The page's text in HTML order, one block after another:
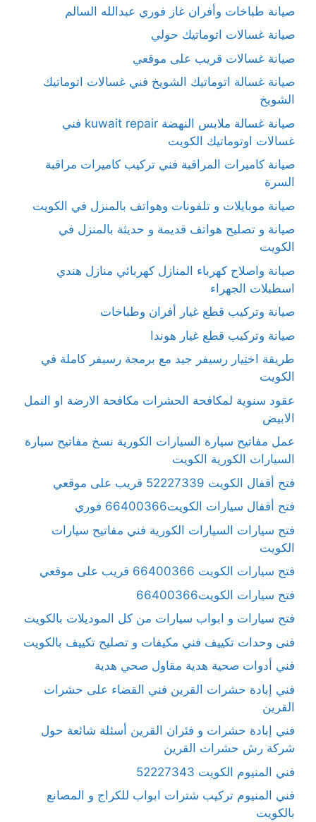
صيانة طباخات وأفران غاز فوري عبدالله السالم
صيانة غسالات اتوماتيك حولي
صيانة غسالات قريب على موقعي
صيانة غسالة اتوماتيك الشويخ فني غسالات اتوماتيك
الشويخ
صيانة غسالة ملابس النهضة kuwait repair فني
غسالات اوتوماتيك الكويت
صيانة كاميرات المراقبة فني تركيب كاميرات مراقبة
السرة
صيانة موبايلات و تلفونات وهواتف بالمنزل في الكويت
صيانة و تصليح هواتف قديمة و حديثة بالمنزل في
الكويت
صيانة واصلاح كهرباء المنازل كهربائي منازل هندي
اسطبلات الجهراء
صيانة وتركيب قطع غيار أفران وطباخات
صيانة وتركيب قطع غيار هوندا
طريقة اختِيار رسيفر جيد مع برمجة رسيفر كاملة في
الكويت
عقود سنوية لمكافحة الحشرات مكافحة الارضة او النمل
الابيض
عمل مفاتيح سيارة السيارات الكورية نسخ مفاتيح سيارة
السيارات الكورية الكويت
فتح أقفال الكويت 52227339 قريب على موقعي
فتح أقفال سيارات الكويت66400366 فوري
فتح سيارات السيارات الكورية فني مفاتيح سيارات
الكويت
فتح سيارات الكويت 66400366 قريب على موقعي
فتح سيارات الكويت66400366
فتح سيارات و ابواب سيارات من كل الموديلات بالكويت
فنى وحدات تكييف فني مكيفات و تصليح تكييف بالكويت
فني أدوات صحية هدية مقاول صحي هدية
فني إبادة حشرات القرين فني القضاء على حشرات
القرين
فني إبادة حشرات و فئران القرين أسئلة شائعة حول
شركة رش حشرات القرين
فني المنيوم الكويت 52227343
فني المنيوم تركيب شترات ابواب للكراج و المصانع
بالكويت